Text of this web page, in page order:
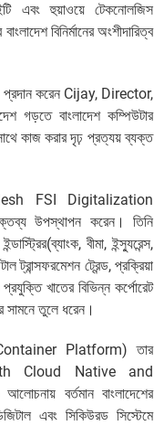
এবং হুয়াওয়ে টেকনোলজিস
বিনির্মানের অংশীদারিত্ব
প্রদান করেন Cijay, Director,
গড়তে বাংলাদেশ কম্পিউটার
কাজ করার দৃঢ় প্রত্যয় ব্যক্ত
FSI Digitalization
উপস্থাপন করেন। তিনি
বীমা, ইন্স্যুরেন্স,
ট্রান্সফরমেশন ট্রেন্ড, প্রক্রিয়া
খাতের বিভিন্ন কর্পোরেট
সামনে তুলে ধরেন।
Platform) তার
Cloud Native and
বর্তমান বাংলাদেশের
এবং সিকিউরড সিস্টেমে